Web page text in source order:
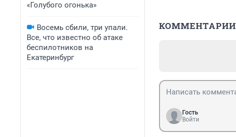
«Голубого огонька»
Восемь сбили, три упали.
Все, что известно об атаке
беспилотников на
Екатеринбург
КОММЕНТАРИИ
Гость
Войти